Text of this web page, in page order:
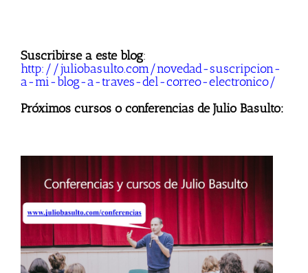
Suscribirse a este blog:
http://juliobasulto.com/novedad-suscripcion-
a-mi-blog-a-traves-del-correo-electronico/
Próximos cursos o conferencias de Julio Basulto: